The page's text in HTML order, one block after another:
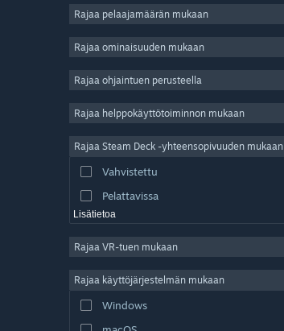
Indie
Simulaatio
Videotuotanto
Kuvankäsittely
Rajaa pelaajamäärän mukaan
Rajaa ominaisuuden mukaan
Rajaa ohjaintuen perusteella
Rajaa helppokäyttötoiminnon mukaan
Rajaa Steam Deck -yhteensopivuuden mukaan
Vahvistettu
Pelattavissa
Lisätietoa
Rajaa VR-tuen mukaan
Rajaa käyttöjärjestelmän mukaan
Windows